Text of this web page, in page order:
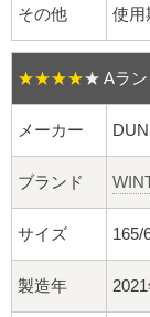
袋ナット
ショート袋
スチール鉄ホイ
持ち込み交換工
その他 使
★★★★★ Aラ
メーカー
ブランド
サイズ 165/
製造年